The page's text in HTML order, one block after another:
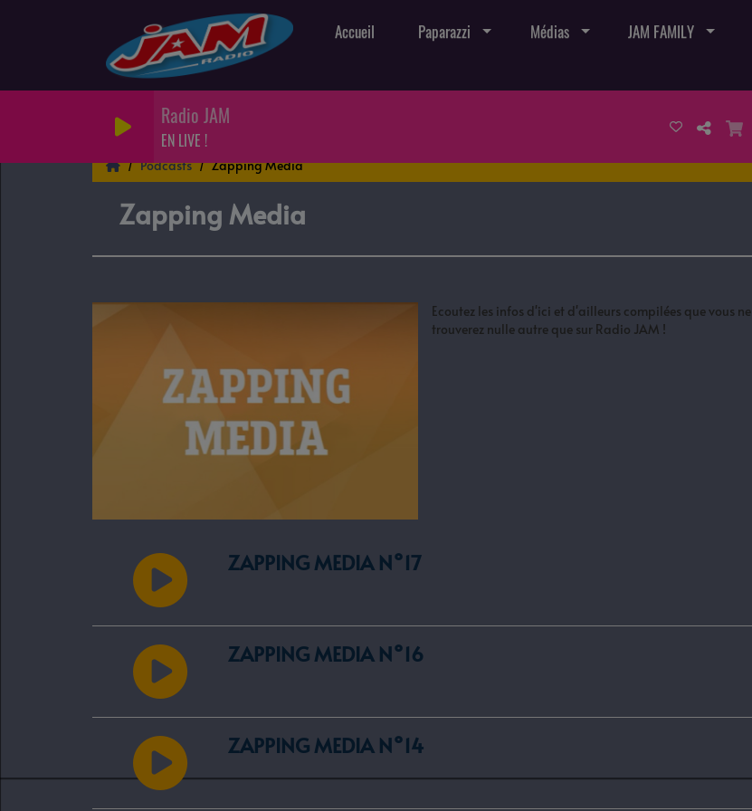
Accueil Paparazzi Médias JAM FAMILY
Radio JAM
EN LIVE !
Podcasts Zapping Media
Zapping Media
Ecoutez les infos d'ici et d'ailleurs compilées que vous ne
trouverez nulle autre que sur Radio JAM !
ZAPPING MEDIA N°17
ZAPPING MEDIA N°16
ZAPPING MEDIA N°14